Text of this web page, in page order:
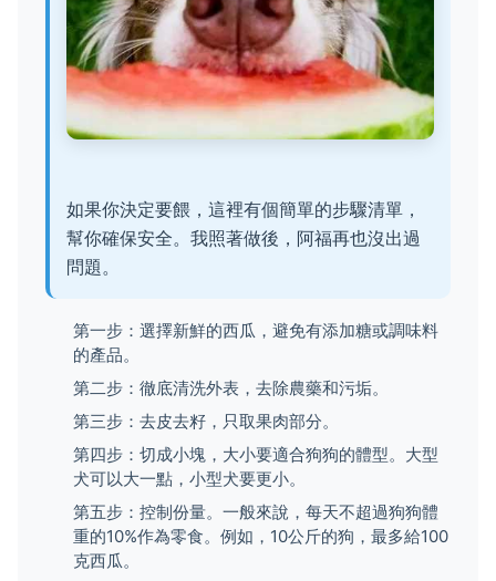
如果你決定要餵，這裡有個簡單的步驟清單，
幫你確保安全。我照著做後，阿福再也沒出過
問題。
第一步：選擇新鮮的西瓜，避免有添加糖或調味料
的產品。
第二步：徹底清洗外表，去除農藥和污垢。
第三步：去皮去籽，只取果肉部分。
第四步：切成小塊，大小要適合狗狗的體型。大型
犬可以大一點，小型犬要更小。
第五步：控制份量。一般來說，每天不超過狗狗體
重的10%作為零食。例如，10公斤的狗，最多給100
克西瓜。